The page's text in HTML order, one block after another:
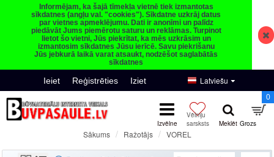
Informējam, ka šajā tīmekļa vietnē tiek izmantotas
sīkdatnes (angļu val. "cookies"). Sīkdatne uzkrāj datus
par vietnes apmeklējumu. Dati ir anonīmi un palīdz
piedāvāt Jums piemērotu saturu un reklāmas. Turpinot
lietot šo vietni, Jūs piekrītat, ka mēs uzkrāsim un
izmantosim sīkdatnes Jūsu ierīcē. Savu piekrišanu
Jūs jebkurā laikā varat atsaukt, nodzēšot saglabātās
sīkdatnes
Ieiet Reģistrēties Iziet Latviešu
0
Sākums Ražotājs VOREL